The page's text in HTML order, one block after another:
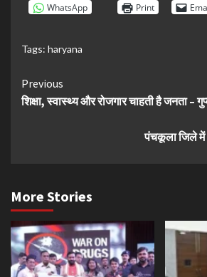
WhatsApp Print
Tags: haryana
Continue
Reading
Previous
शिक्षा, स्वास्थ्य और रोजगार चाहती है जनता –
पंचकूला जिले में
More Stories